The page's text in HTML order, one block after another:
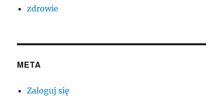
zdrowie
META
Zaloguj się